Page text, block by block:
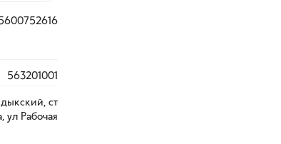
563201001
ст
ул Рабочая